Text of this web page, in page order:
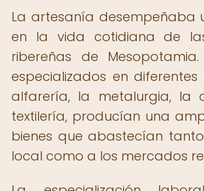
La artesanía desempeñaba
en la vida cotidiana de
ribereñas de
especializados en
alfarería, la metalurgia, la
textilería, producían una
bienes que abastecían
local como a los mercados